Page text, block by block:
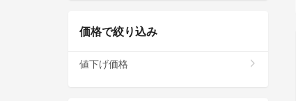
価格で絞り込み
値下げ価格